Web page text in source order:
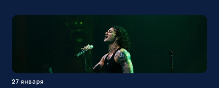
27 января